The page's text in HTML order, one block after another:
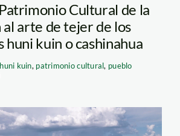
Cultural de la
al arte de tejer de los
huni kuin o cashinahua
huni kuin, patrimonio cultural, pueblo